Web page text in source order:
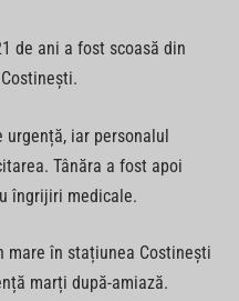
de ani a fost scoasă din
urgență, iar personalul
Tânăra a fost apoi
îngrijiri medicale.
mare în stațiunea Costinești
marți după-amiază.